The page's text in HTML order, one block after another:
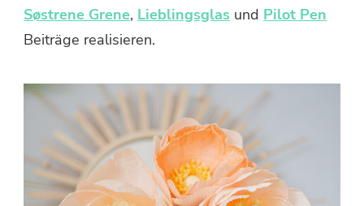
Søstrene Grene, Lieblingsglas und Pilot Pen
Beiträge realisieren.